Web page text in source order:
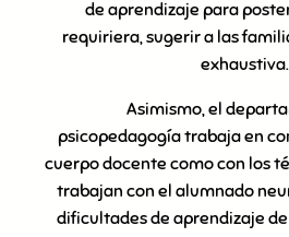
de aprendizaje para
requiriera, sugerir a las
exhaustiva.
Asimismo, el
psicopedagogía trabaja en
cuerpo docente como con los
trabajan con el alumnado
dificultades de aprendizaje